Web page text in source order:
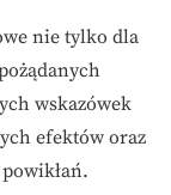
nie tylko dla
wskazówek
efektów oraz